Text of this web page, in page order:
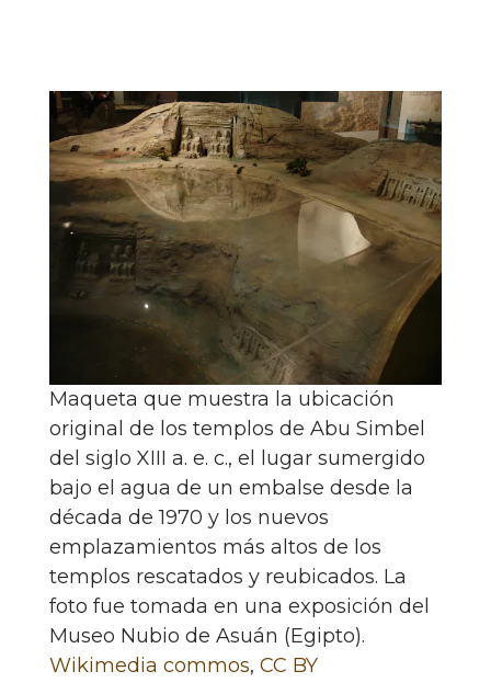
Maqueta que muestra la ubicación
original de los templos de Abu Simbel
del siglo XIII a. e. c., el lugar sumergido
bajo el agua de un embalse desde la
década de 1970 y los nuevos
emplazamientos más altos de los
templos rescatados y reubicados. La
foto fue tomada en una exposición del
Museo Nubio de Asuán (Egipto).
Wikimedia commos, CC BY